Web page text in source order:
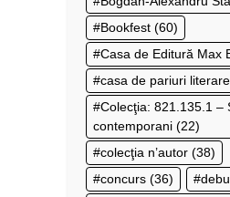
Bookfest (60)
Casa de Editură Max
casa de pariuri literare
Colecţia: 821.135.1 –
contemporani (22)
colecţia n’autor (38)
concurs (36)